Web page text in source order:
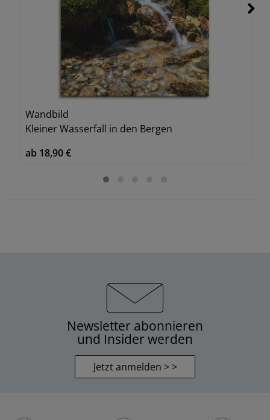
Wandbild
Kleiner Wasserfall in den Bergen
ab 18,90 €
Newsletter abonnieren
und Insider werden
Jetzt anmelden > >